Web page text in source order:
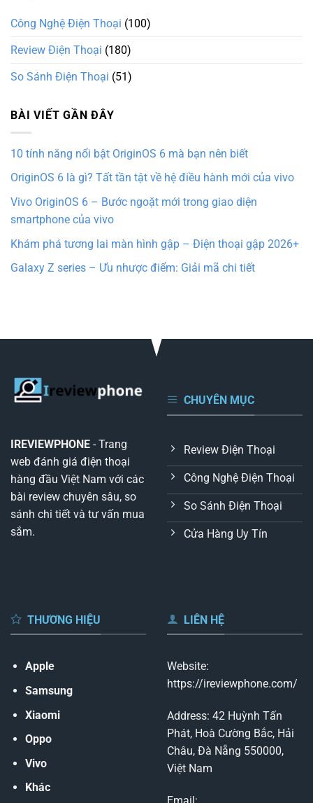
Công Nghệ Điện Thoại (100)
Review Điện Thoại (180)
So Sánh Điện Thoại (51)
BÀI VIẾT GẦN ĐÂY
10 tính năng nổi bật OriginOS 6 mà bạn nên biết
OriginOS 6 là gì? Tất tần tật về hệ điều hành mới của vivo
Vivo OriginOS 6 – Bước ngoặt mới trong giao diện
smartphone của vivo
Khám phá tương lai màn hình gập – Điện thoại gập 2026+
Galaxy Z series – Ưu nhược điểm: Giải mã chi tiết
IREVIEWPHONE - Trang
web đánh giá điện thoại
hàng đầu Việt Nam với các
bài review chuyên sâu, so
sánh chi tiết và tư vấn mua
sắm.
CHUYÊN MỤC
Review Điện Thoại
Công Nghệ Điện Thoại
So Sánh Điện Thoại
Cửa Hàng Uy Tín
THƯƠNG HIỆU
Apple
Samsung
Xiaomi
Oppo
Vivo
Khác
LIÊN HỆ
Website:
https://ireviewphone.com/
Address: 42 Huỳnh Tấn
Phát, Hoà Cường Bắc, Hải
Châu, Đà Nẵng 550000,
Việt Nam